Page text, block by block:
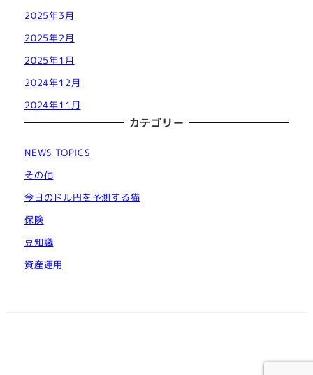
2025年3月
2025年2月
2025年1月
2024年12月
2024年11月
カテゴリー
NEWS TOPICS
その他
今日のドル円を予測する猫
保険
豆知識
資産運用